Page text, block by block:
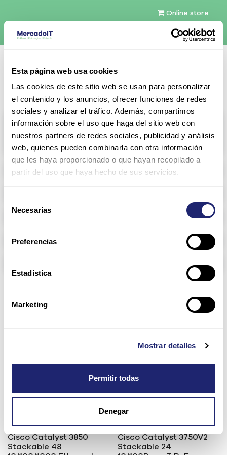
Esta página web usa cookies
Las cookies de este sitio web se usan para personalizar
el contenido y los anuncios, ofrecer funciones de redes
sociales y analizar el tráfico. Además, compartimos
información sobre el uso que haga del sitio web con
nuestros partners de redes sociales, publicidad y análisis
web, quienes pueden combinarla con otra información
que les haya proporcionado o que hayan recopilado a
partir del uso que haya hecho de sus servicios.
Necesarias
Preferencias
Estadística
Marketing
Mostrar detalles
Permitir todas
Denegar
Online store
English (US)
Contact Us
View full catalog
Refurbished servers
Cisco Catalyst 3850
Stackable 48
Cisco Catalyst 3750V2
Stackable 24